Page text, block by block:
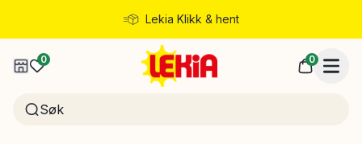
Lekia Klikk & hent
Rask levering
0 0